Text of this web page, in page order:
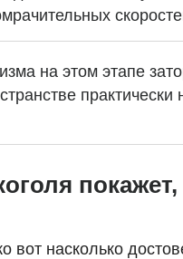
на этом этапе
покажет,
вот насколько